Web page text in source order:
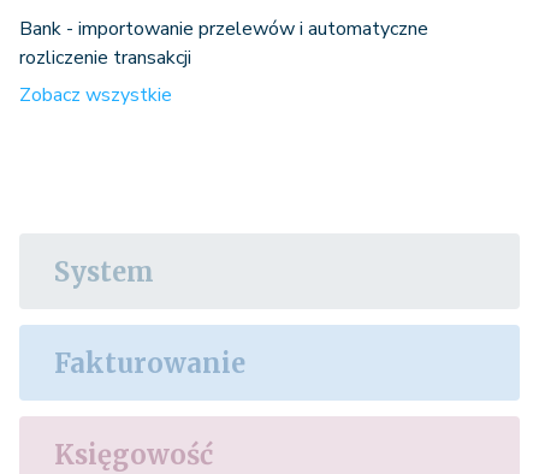
Bank - importowanie przelewów i automatyczne
rozliczenie transakcji
Zobacz wszystkie
System
Fakturowanie
Księgowość